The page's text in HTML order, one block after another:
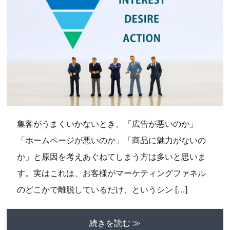
集客がうまくいかないとき、「広告が悪いのか」
「ホームページが悪いのか」「商品に魅力がないの
か」と原因を考えあぐねてしまう方は多いと思いま
す。実はこれは、お客様がマーケティングファネル
のどこかで離脱しているだけ、というシン […]
続きを読む ≫